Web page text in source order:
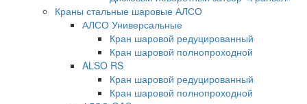
Краны стальные шаровые АЛСО
АЛСО Универсальные
Кран шаровой редуцированный
Кран шаровой полнопроходной
ALSO RS
Кран шаровой редуцированный
Кран шаровой полнопроходной